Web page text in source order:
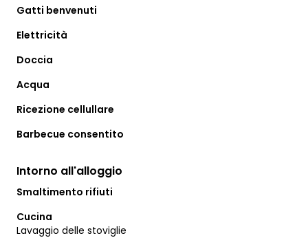
Gatti benvenuti
Elettricità
Doccia
Acqua
Ricezione cellullare
Barbecue consentito
Intorno all'alloggio
Smaltimento rifiuti
Cucina
Lavaggio delle stoviglie